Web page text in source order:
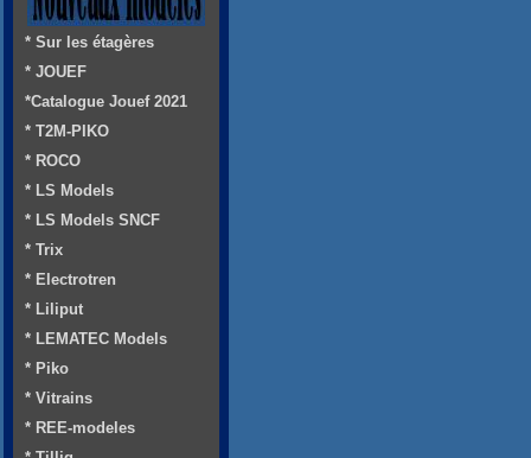
* Sur les étagères
* JOUEF
*Catalogue Jouef 2021
* T2M-PIKO
* ROCO
* LS Models
* LS Models SNCF
* Trix
* Electrotren
* Liliput
* LEMATEC Models
* Piko
* Vitrains
* REE-modeles